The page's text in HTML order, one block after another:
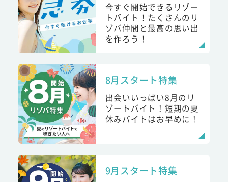
今すぐ開始できるリゾー
トバイト！たくさんのリ
ゾバ仲間と最高の思い出
を作ろう！
8月スタート特集
出会いいっぱい8月のリ
ゾートバイト！短期の夏
休みバイトはお早めに！
9月スタート特集